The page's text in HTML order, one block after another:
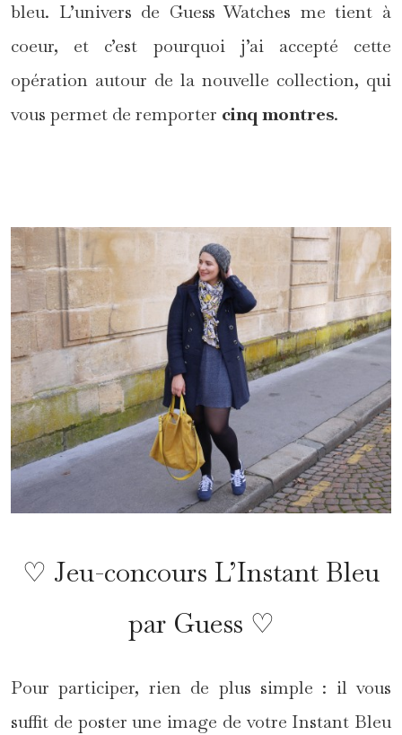
bleu. L’univers de Guess Watches me tient à
coeur, et c’est pourquoi j’ai accepté cette
opération autour de la nouvelle collection, qui
vous permet de remporter cinq montres.
♡ Jeu-concours L’Instant Bleu
par Guess ♡
Pour participer, rien de plus simple : il vous
suffit de poster une image de votre Instant Bleu